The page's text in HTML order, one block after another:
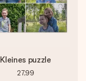
Kleines puzzle
27,99